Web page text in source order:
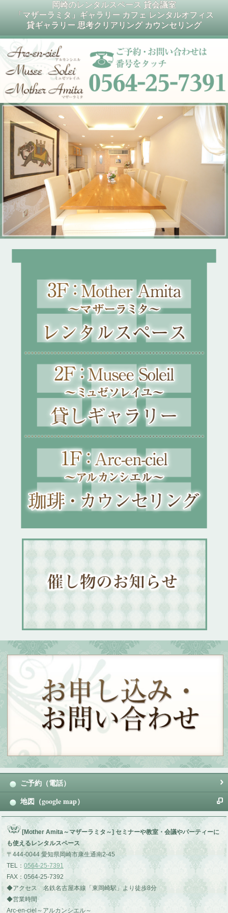
岡崎のレンタルスペース 貸会議室
「マザーラミタ」ギャラリー カフェ レンタルオフィス
貸ギャラリー 思考クリアリング カウンセリング
ご予約（電話）
地図（google map）
[Mother Amita～マザーラミタ～] セミナーや教室・会議やパーティーに
も使えるレンタルスペース
〒444-0044 愛知県岡崎市康生通南2-45
TEL： 0564-25-7391
FAX：0564-25-7392
◆アクセス 名鉄名古屋本線「東岡崎駅」より徒歩8分
◆営業時間
Arc-en-ciel～アルカンシエル～